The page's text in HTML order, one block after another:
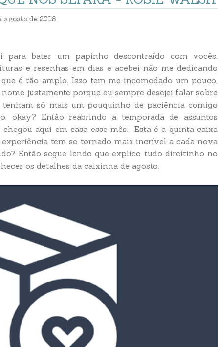
agosto de 2018
bater um papinho descontraído com vocês.
e resenhas em dias e acebei não me dedicando
é tão amplo. Isso tem me incomodado um pouco,
justamente porque eu sempre desejei falar sobre
só mais um pouquinho de paciência comigo
okay? Então reabrindo a temporada de assuntos
chegou aqui em casa esse mês. Esta é a quinta caixa
tem se tornado mais incrível a cada nova
Então segue lendo que explico tudo direitinho no
os detalhes da caixinha de agosto.